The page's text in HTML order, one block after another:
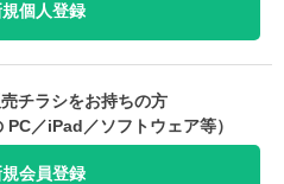
規個人登録
チラシをお持ちの方
PC／iPad／ソフトウェア等）
規会員登録